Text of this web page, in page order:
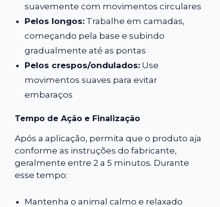
suavemente com movimentos circulares
Pelos longos: Trabalhe em camadas,
começando pela base e subindo
gradualmente até as pontas
Pelos crespos/ondulados: Use
movimentos suaves para evitar
embaraços
Tempo de Ação e Finalização
Após a aplicação, permita que o produto aja
conforme as instruções do fabricante,
geralmente entre 2 a 5 minutos. Durante
esse tempo:
Mantenha o animal calmo e relaxado